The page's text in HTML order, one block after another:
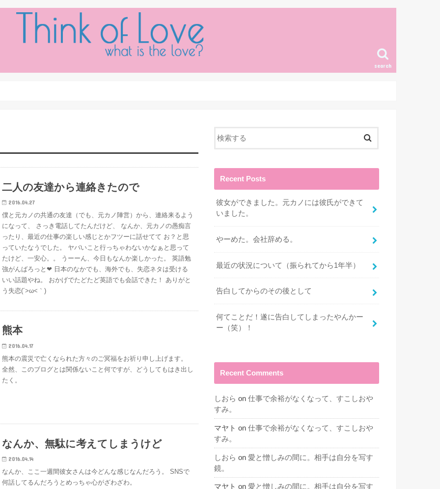
search
二人の友達から連絡きたので
2016.04.27
僕と元カノの共通の友達（でも、元カノ陣営）から、連絡来るよう
になって、 さっき電話してたんだけど、 なんか、元カノの愚痴言
ったり、最近の仕事の楽しい感じとかフツーに話せてて お？と思
っていたなうでした。 ヤバいこと行っちゃわないかなぁと思って
たけど、一安心。。 うーーん、今日もなんか楽しかった。 英語勉
強がんばろっと❤ 日本のなかでも、海外でも、失恋ネタは受ける
いい話題やね。 おかげでたどたど英語でも会話できた！ ありがと
う失恋(´>ω<｀)
熊本
2016.04.17
熊本の震災で亡くなられた方々のご冥福をお祈り申し上げます。
全然、このブログとは関係ないこと何ですが、どうしてもはき出し
たく。
なんか、無駄に考えてしまうけど
2016.04.14
なんか、ここ一週間彼女さんは今どんな感じなんだろう。 SNSで
何話してるんだろうとめっちゃ心がざわざわ。
Recent Posts
彼女ができました。元カノには彼氏ができて
いました。
やーめた。会社辞める。
最近の状況について（振られてから1年半）
告白してからのその後として
何てことだ！遂に告白してしまったやんかー
ー（笑）！
Recent Comments
しおら on 仕事で余裕がなくなって、すこしおや
すみ。
マヤト on 仕事で余裕がなくなって、すこしおや
すみ。
しおら on 愛と憎しみの間に。相手は自分を写す
鏡。
マヤト on 愛と憎しみの間に。相手は自分を写す